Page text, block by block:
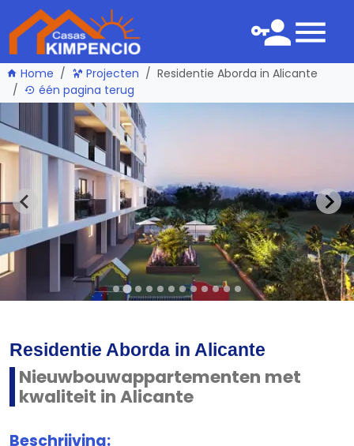
Home Projecten
Residentie Aborda in Alicante
één pagina terug
Residentie Aborda in Alicante
Nieuwbouwappartementen met
kwaliteit in Alicante
Beschrijving: